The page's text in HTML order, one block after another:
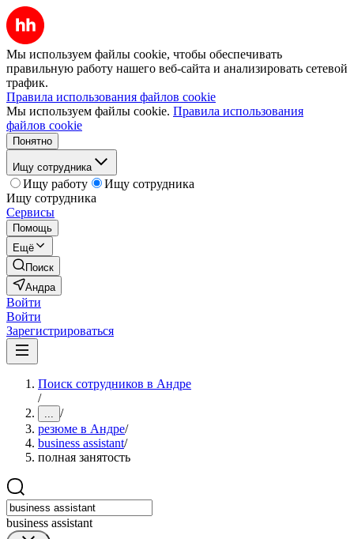
Мы используем файлы cookie, чтобы обеспечивать
правильную работу нашего веб-сайта и анализировать сетевой
трафик.
Правила использования файлов cookie
Мы используем файлы cookie. Правила использования
файлов cookie
Понятно
Ищу сотрудника
Ищу работу
Ищу сотрудника
Ищу сотрудника
Сервисы
Помощь
Ещё
Поиск
Андра
Войти
Войти
Зарегистрироваться
Поиск сотрудников в Андре
/
... /
резюме в Андре/
business assistant/
полная занятость
business assistant